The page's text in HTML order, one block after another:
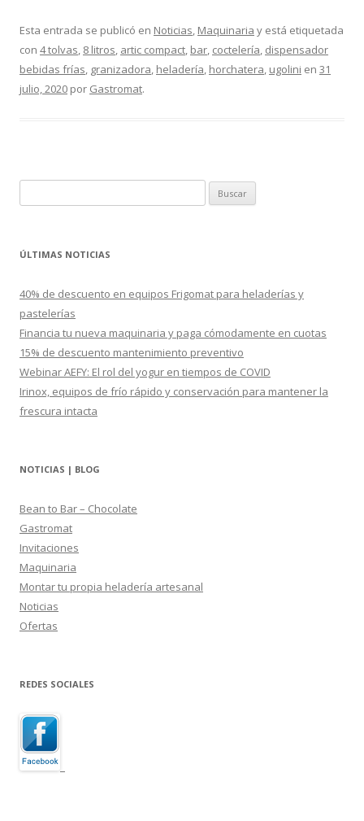
Esta entrada se publicó en Noticias, Maquinaria y está etiquetada
con 4 tolvas, 8 litros, artic compact, bar, coctelería, dispensador
bebidas frías, granizadora, heladería, horchatera, ugolini en 31
julio, 2020 por Gastromat.
u
c
r
ÚLTIMAS NOTICIAS
40% de descuento en equipos Frigomat para heladerías y
pastelerías
Financia tu nueva maquinaria y paga cómodamente en cuotas
15% de descuento mantenimiento preventivo
Webinar AEFY: El rol del yogur en tiempos de COVID
Irinox, equipos de frío rápido y conservación para mantener la
frescura intacta
NOTICIAS | BLOG
Bean to Bar – Chocolate
Gastromat
Invitaciones
Maquinaria
Montar tu propia heladería artesanal
Noticias
Ofertas
REDES SOCIALES